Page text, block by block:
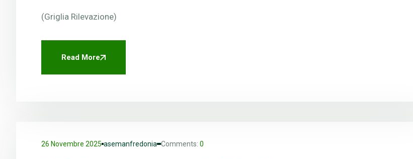
(Griglia Rilevazione)
Read More
26 Novembre 2025 asemanfredonia Comments: 0